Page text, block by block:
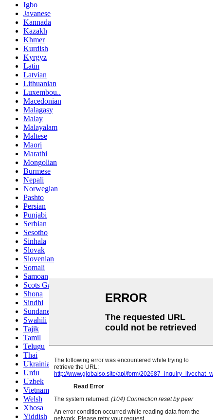
Igbo
Javanese
Kannada
Kazakh
Khmer
Kurdish
Kyrgyz
Latin
Latvian
Lithuanian
Luxembou..
Macedonian
Malagasy
Malay
Malayalam
Maltese
Maori
Marathi
Mongolian
Burmese
Nepali
Norwegian
Pashto
Persian
Punjabi
Serbian
Sesotho
Sinhala
Slovak
Slovenian
Somali
Samoan
Scots Gaelic
Shona
Sindhi
Sundanese
Swahili
Tajik
Tamil
Telugu
Thai
Ukrainian
Urdu
Uzbek
Vietnamese
Welsh
Xhosa
Yiddish